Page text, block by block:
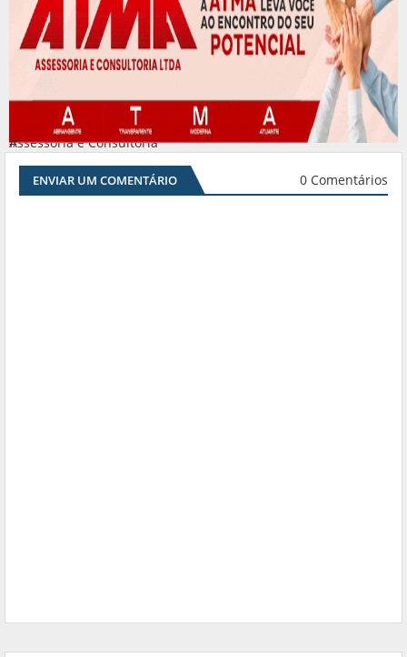
Assessoria e Consultoria
#
ENVIAR UM COMENTÁRIO 0 Comentários